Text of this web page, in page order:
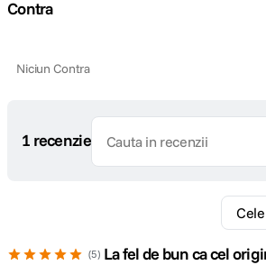
Contra
Niciun Contra
1 recenzie
5 La fel de bun ca cel